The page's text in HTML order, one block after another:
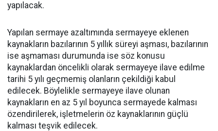
yapılacak.
Yapılan sermaye azaltımında sermayeye eklenen
kaynakların bazılarının 5 yıllık süreyi aşması, bazılarının
ise aşmaması durumunda ise söz konusu
kaynaklardan öncelikli olarak sermayeye ilave edilme
tarihi 5 yılı geçmemiş olanların çekildiği kabul
edilecek. Böylelikle sermayeye ilave olunan
kaynakların en az 5 yıl boyunca sermayede kalması
özendirilerek, işletmelerin öz kaynaklarının güçlü
kalması teşvik edilecek.